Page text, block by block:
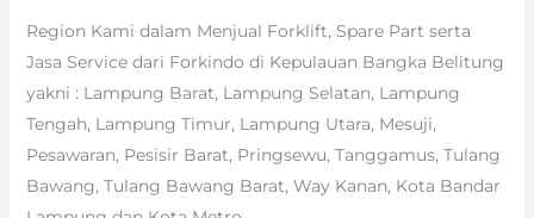
Region Kami dalam Menjual Forklift, Spare Part serta
Jasa Service dari Forkindo di Kepulauan Bangka Belitung
yakni : Lampung Barat, Lampung Selatan, Lampung
Tengah, Lampung Timur, Lampung Utara, Mesuji,
Pesawaran, Pesisir Barat, Pringsewu, Tanggamus, Tulang
Bawang, Tulang Bawang Barat, Way Kanan, Kota Bandar